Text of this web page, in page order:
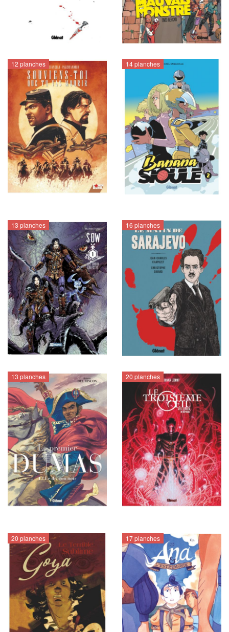
12 planches 14 planches
13 planches 16 planches
13 planches 20 planches
20 planches 17 planches